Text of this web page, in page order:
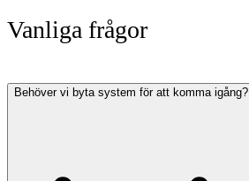
Vanliga frågor
Behöver vi byta system för att komma igång?